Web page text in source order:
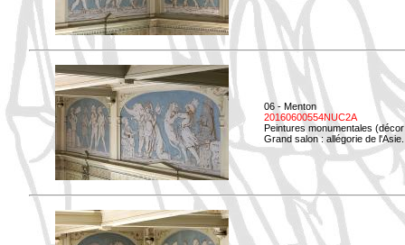
06 - Menton
20160600554NUC2A
Peintures monumentales
Grand salon : allégorie de l'Asie.